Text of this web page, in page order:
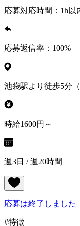
応募対応時間： 1h以
応募返信率： 100%
池袋駅より徒歩5分
時給1600円～
週3日 / 週20時間
応募は終了しました
#特徴